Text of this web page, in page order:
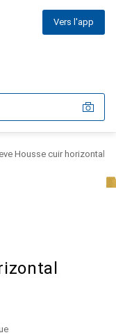
Vers l'app
Housse cuir horizontal